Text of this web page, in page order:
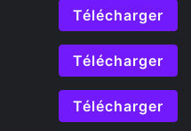
Télécharger
Télécharger
Télécharger